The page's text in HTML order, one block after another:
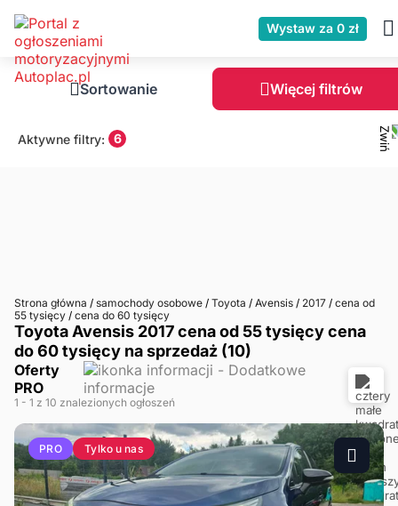
Wystaw za 0 zł
Sortowanie Więcej filtrów
Aktywne filtry: 6
Strona główna / samochody osobowe / Toyota / Avensis / 2017 / cena od
55 tysięcy / cena do 60 tysięcy
Toyota Avensis 2017 cena od 55 tysięcy cena
do 60 tysięcy na sprzedaż (10)
Oferty
PRO
1 - 1 z 10 znalezionych ogłoszeń
PRO Tylko u nas